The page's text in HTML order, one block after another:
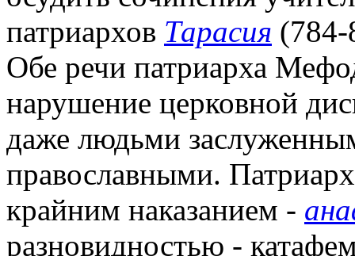
патриархов Тарасия
Обе речи патриарха
нарушение церковной
даже людьми
православными.
крайним наказанием -
разновидностью -